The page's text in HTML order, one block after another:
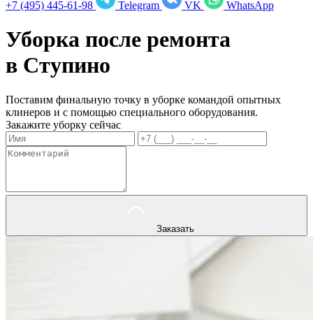
+7 (495) 445-61-98 Telegram VK WhatsApp
Уборка после ремонта
в Ступино
Поставим финальную точку в уборке командой опытных
клинеров и с помощью специального оборудования.
Закажите уборку сейчас
Заказать